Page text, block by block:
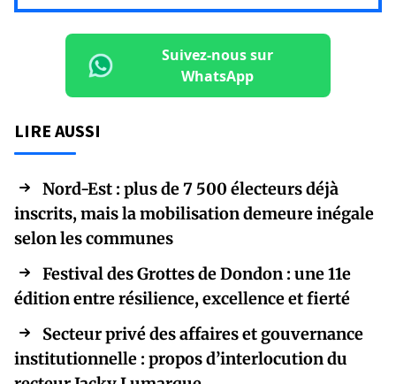
Suivez-nous sur
WhatsApp
LIRE AUSSI
Nord-Est : plus de 7 500 électeurs déjà
inscrits, mais la mobilisation demeure inégale
selon les communes
Festival des Grottes de Dondon : une 11e
édition entre résilience, excellence et fierté
Secteur privé des affaires et gouvernance
institutionnelle : propos d’interlocution du